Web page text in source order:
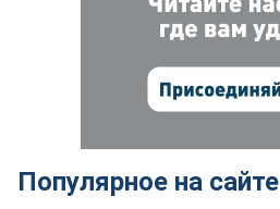
Популярное на сайте